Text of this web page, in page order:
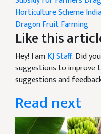
Horticulture Scheme India
Dragon Fruit Farming
Like this
Hey! I amKJ Staff. Did
suggestions to improve
suggestions and
Read next